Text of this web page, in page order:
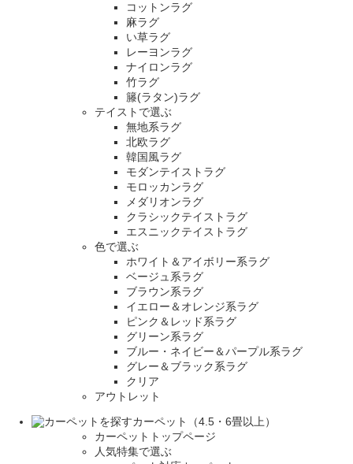
コットンラグ
麻ラグ
い草ラグ
レーヨンラグ
ナイロンラグ
竹ラグ
籐(ラタン)ラグ
テイストで選ぶ
無地系ラグ
北欧ラグ
韓国風ラグ
モダンテイストラグ
モロッカンラグ
メダリオンラグ
クラシックテイストラグ
エスニックテイストラグ
色で選ぶ
ホワイト＆アイボリー系ラグ
ベージュ系ラグ
ブラウン系ラグ
イエロー＆オレンジ系ラグ
ピンク＆レッド系ラグ
グリーン系ラグ
ブルー・ネイビー＆パープル系ラグ
グレー＆ブラック系ラグ
クリア
アウトレット
カーペット（4.5・6畳以上）
カーペットトップページ
人気特集で選ぶ